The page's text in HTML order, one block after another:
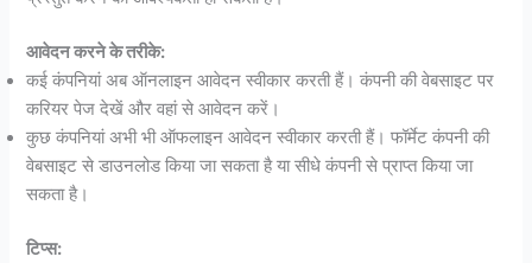
आवेदन करने के तरीके:
कई कंपनियां अब ऑनलाइन आवेदन स्वीकार करती हैं। कंपनी की वेबसाइट पर
करियर पेज देखें और वहां से आवेदन करें।
कुछ कंपनियां अभी भी ऑफलाइन आवेदन स्वीकार करती हैं। फॉर्मेट कंपनी की
वेबसाइट से डाउनलोड किया जा सकता है या सीधे कंपनी से प्राप्त किया जा
सकता है।
टिप्स: